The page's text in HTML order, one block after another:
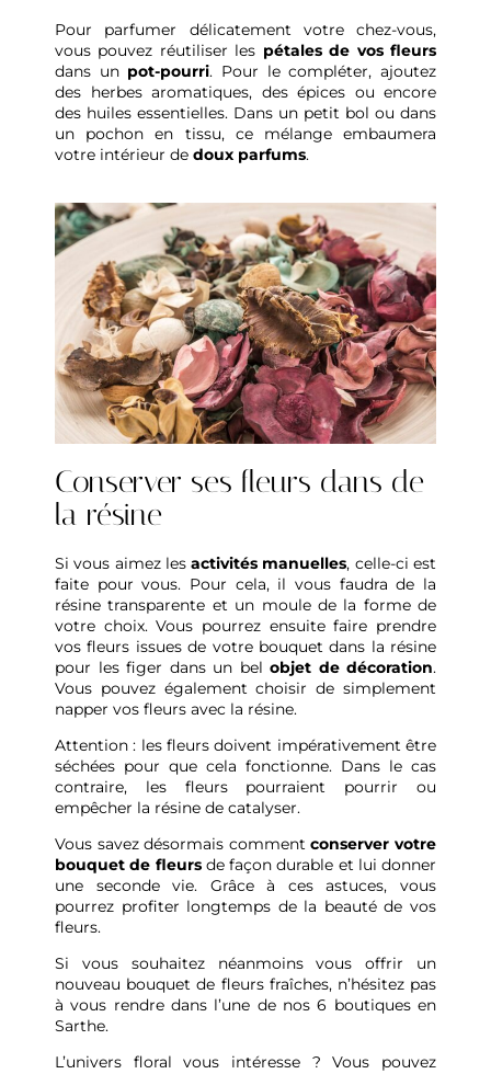
Pour parfumer délicatement votre chez-vous,
vous pouvez réutiliser les pétales de vos fleurs
dans un pot-pourri. Pour le compléter, ajoutez
des herbes aromatiques, des épices ou encore
des huiles essentielles. Dans un petit bol ou dans
un pochon en tissu, ce mélange embaumera
votre intérieur de doux parfums.
Conserver ses fleurs dans de
la résine
Si vous aimez lesactivités manuelles, celle-ci est
faite pour vous. Pour cela, il vous faudra de la
résine transparente et un moule de la forme de
votre choix. Vous pourrez ensuite faire prendre
vos fleurs issues de votre bouquet dans la résine
pour les figer dans un bel objet de décoration.
Vous pouvez également choisir de simplement
napper vos fleurs avec la résine.
Attention : les fleurs doivent impérativement être
séchées pour que cela fonctionne. Dans le cas
contraire, les fleurs pourraient pourrir ou
empêcher la résine de catalyser.
Vous savez désormais commentconserver votre
bouquet de fleursde façon durable et lui donner
une seconde vie. Grâce à ces astuces, vous
pourrez profiter longtemps de la beauté de vos
fleurs.
Si vous souhaitez néanmoins vous offrir un
nouveau bouquet de fleurs fraîches, n’hésitez pas
à vous rendre dans l’une de nos 6 boutiques en
Sarthe.
L’univers floral vous intéresse ? Vous pouvez